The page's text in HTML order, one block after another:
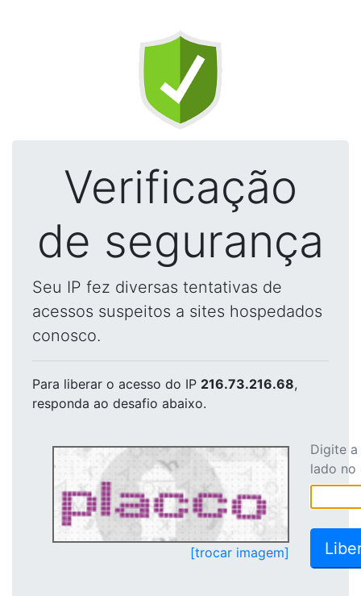
Verificação
de segurança
Seu IP fez diversas tentativas de
acessos suspeitos a sites hospedados
conosco.
Para liberar o acesso do IP 216.73.216.68,
responda ao desafio abaixo.
[trocar imagem]
Digite
lado no